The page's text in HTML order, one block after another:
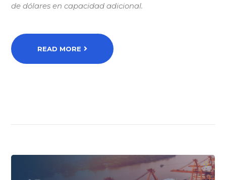
de dólares en capacidad adicional.
READ MORE